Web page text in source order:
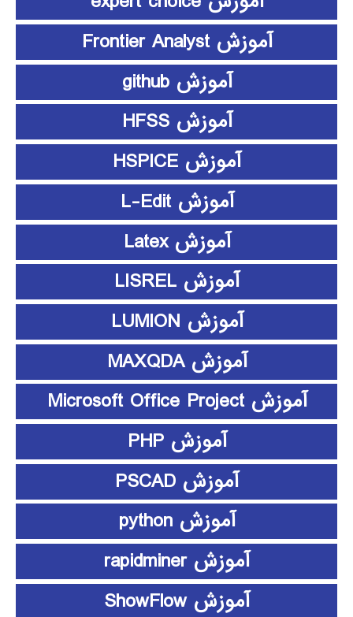
آموزش Frontier Analyst
آموزش github
آموزش HFSS
آموزش HSPICE
آموزش L-Edit
آموزش Latex
آموزش LISREL
آموزش LUMION
آموزش MAXQDA
آموزش Microsoft Office Project
آموزش PHP
آموزش PSCAD
آموزش python
آموزش rapidminer
آموزش ShowFlow